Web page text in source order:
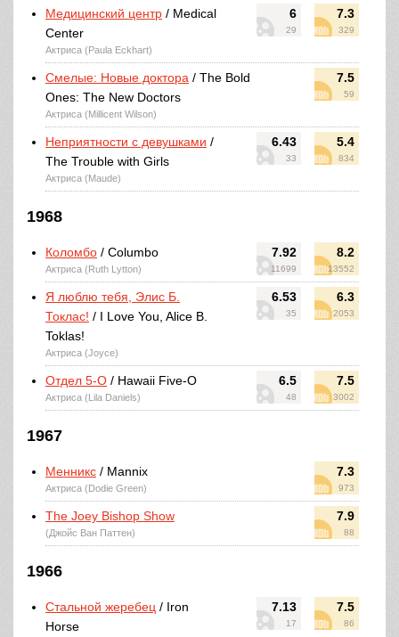
6
29
7.3
329
Медицинский центр / Medical
Center
Актриса (Paula Eckhart)
7.5
59
Смелые: Новые доктора / The Bold
Ones: The New Doctors
Актриса (Millicent Wilson)
6.43
33
5.4
834
Неприятности с девушками /
The Trouble with Girls
Актриса (Maude)
1968
7.92
11699
8.2
13552
Коломбо / Columbo
Актриса (Ruth Lytton)
6.53
35
6.3
2053
Я люблю тебя, Элис Б.
Токлас! / I Love You, Alice B.
Toklas!
Актриса (Joyce)
6.5
48
7.5
3002
Отдел 5-O / Hawaii Five-O
Актриса (Lila Daniels)
1967
7.3
973
Менникс / Mannix
Актриса (Dodie Green)
7.9
88
The Joey Bishop Show
(Джойс Ван Паттен)
1966
7.13
17
7.5
86
Стальной жеребец / Iron
Horse